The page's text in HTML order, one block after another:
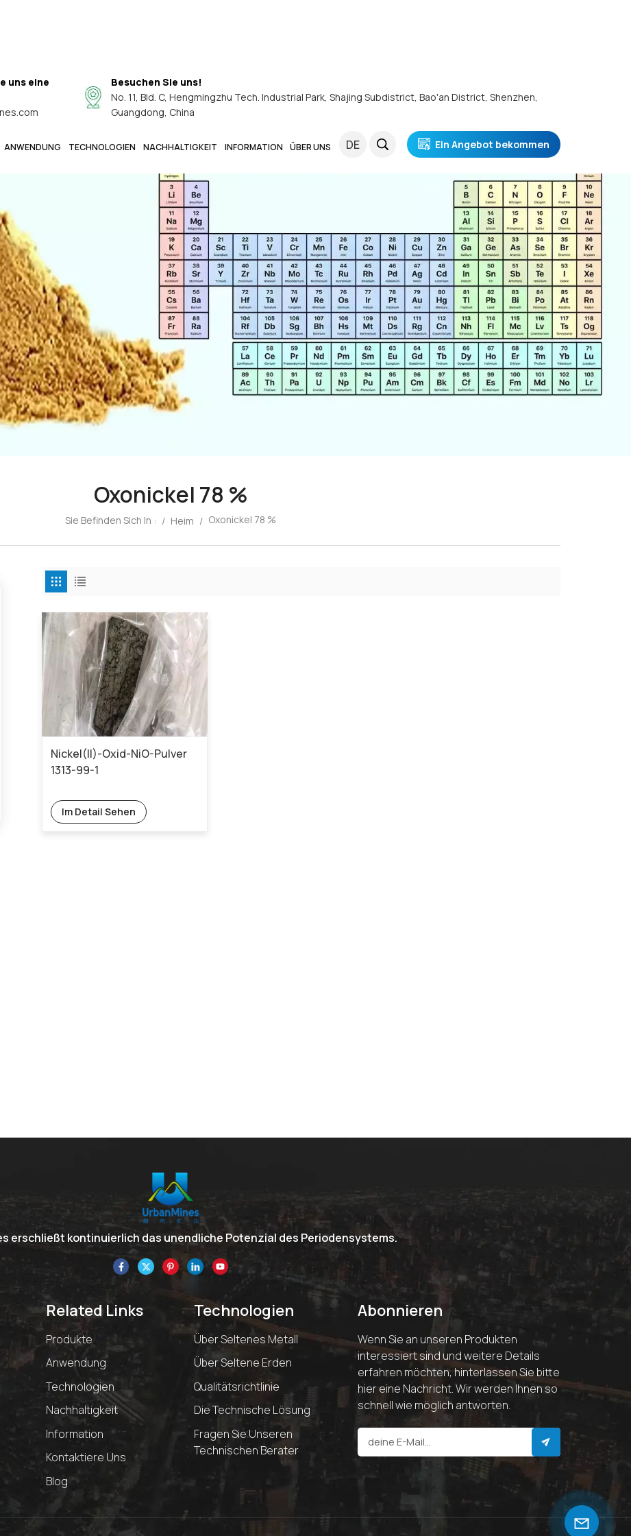
uns eine
Besuchen Sie uns!
No. 11, Bld. C, Hengmingzhu Tech. Industrial Park, Shajing Subdistrict, Bao'an District, Shenzhen,
Guangdong, China
ANWENDUNG TECHNOLOGIEN NACHHALTIGKEIT INFORMATION ÜBER UNS DE Ein Angebot bekommen
Oxonickel 78 %
Sie Befinden Sich In : / Heim / Oxonickel 78 %
Nickel(II)-Oxid-NiO-Pulver
1313-99-1
Im Detail Sehen
erschließt kontinuierlich das unendliche Potenzial des Periodensystems.
Related Links
Produkte
Anwendung
Technologien
Nachhaltigkeit
Information
Kontaktiere Uns
Blog
Technologien
Über Seltenes Metall
Über Seltene Erden
Qualitätsrichtlinie
Die Technische Lösung
Fragen Sie Unseren
Technischen Berater
Abonnieren
Wenn Sie an unseren Produkten
interessiert sind und weitere Details
erfahren möchten, hinterlassen Sie bitte
hier eine Nachricht. Wir werden Ihnen so
schnell wie möglich antworten.